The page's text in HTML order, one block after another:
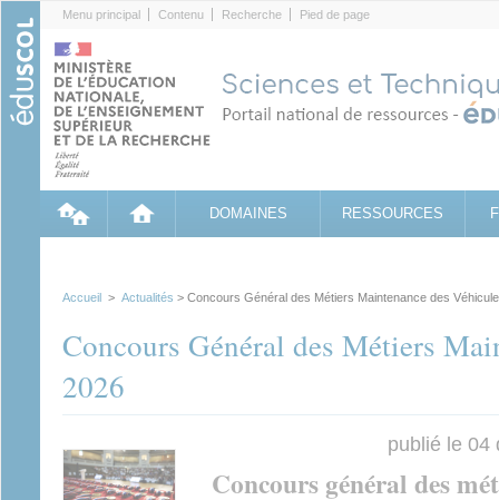
Menu principal Contenu Recherche Pied de page
DOMAINES RESSOURCES
Accueil > Actualités > Concours Général des Métiers Maintenance des
Concours Général des Métiers
2026
publié le
Concours général des